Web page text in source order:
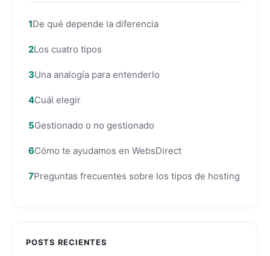
De qué depende la diferencia
Los cuatro tipos
Una analogía para entenderlo
Cuál elegir
Gestionado o no gestionado
Cómo te ayudamos en WebsDirect
Preguntas frecuentes sobre los tipos de hosting
POSTS RECIENTES